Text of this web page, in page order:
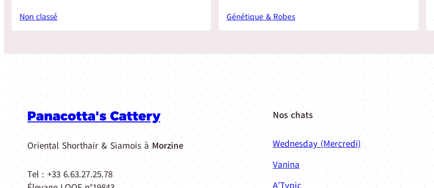
Non classé Génétique & Robes
Panacotta's Cattery
Oriental Shorthair & Siamois à Morzine
Tel : +33 6.63.27.25.78
Nos chats
Wednesday (Mercredi)
Vanina
A’Typic